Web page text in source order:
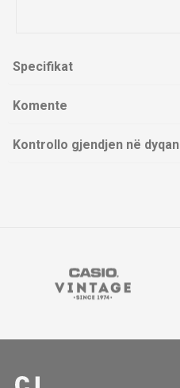
Specifikat
Komente
Kontrollo gjendjen në dyqan